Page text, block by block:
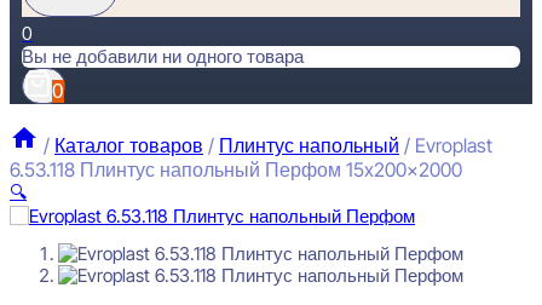
0
Вы не добавили ни одного товара
0
/ Каталог товаров / Плинтус напольный / Evroplast
6.53.118 Плинтус напольный Перфом 15x200x2000
🔍